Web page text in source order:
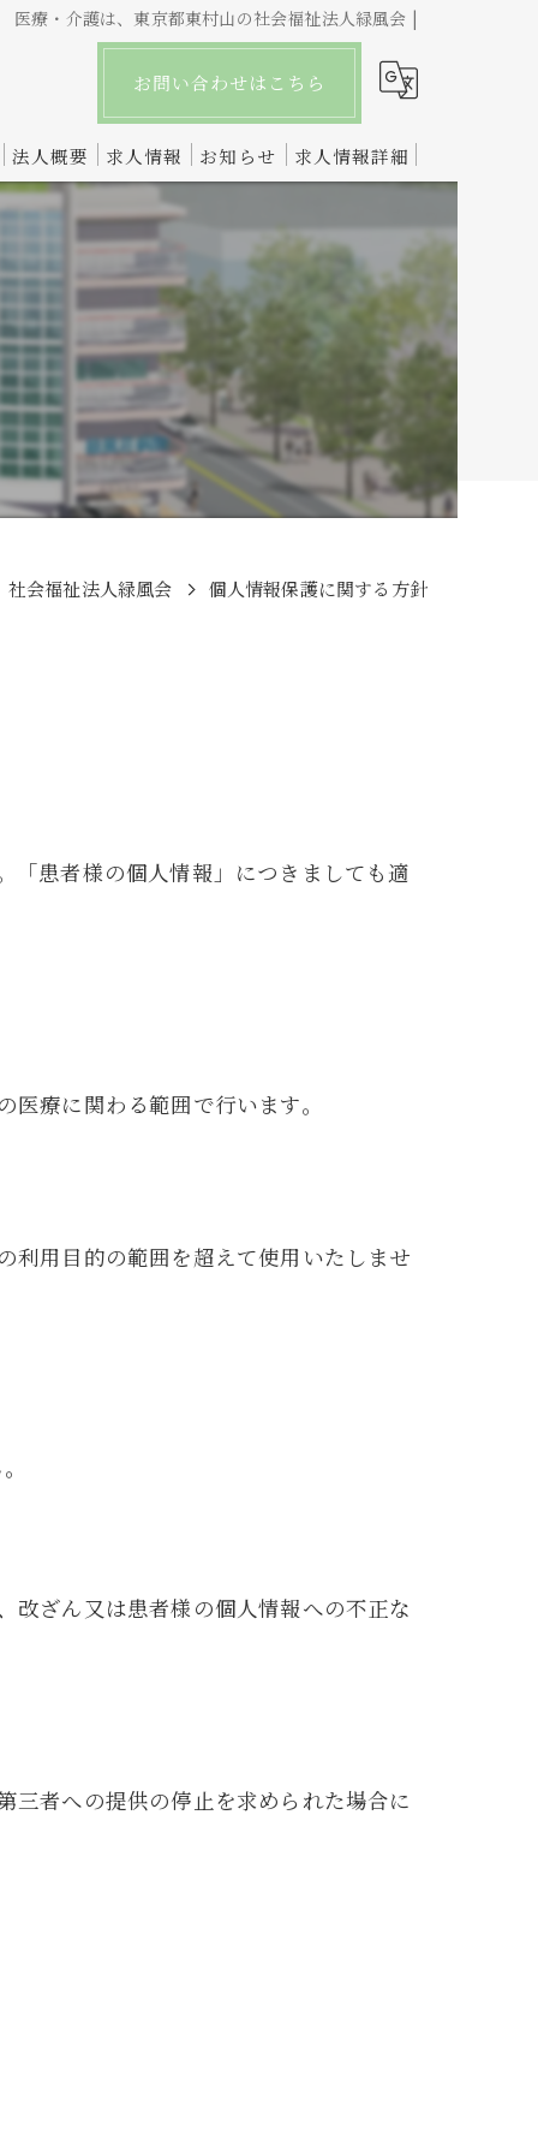
医療・介護は、東京都東村山の社会福祉法人緑風会 |
お問い合わせはこちら
法人概要 求人情報 お知らせ 求人情報詳細
社会福祉法人緑風会 個人情報保護に関する方針
「患者様の個人情報」につきましても適
療に関わる範囲で行います。
利用目的の範囲を超えて使用いたしませ
改ざん又は患者様の個人情報への不正な
三者への提供の停止を求められた場合に